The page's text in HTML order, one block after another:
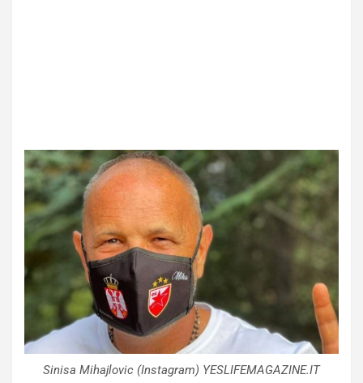
Sinisa Mihajlovic (Instagram) YESLIFEMAGAZINE.IT